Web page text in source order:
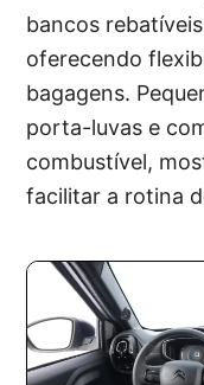
bancos
oferecendo
bagagens.
porta-luvas e
combustível,
facilitar a rotina